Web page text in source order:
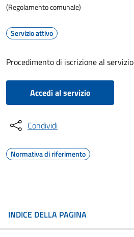
(Regolamento comunale)
Servizio attivo
Procedimento di iscrizione al servizio
Accedi al servizio
Condividi
Normativa di riferimento
INDICE DELLA PAGINA